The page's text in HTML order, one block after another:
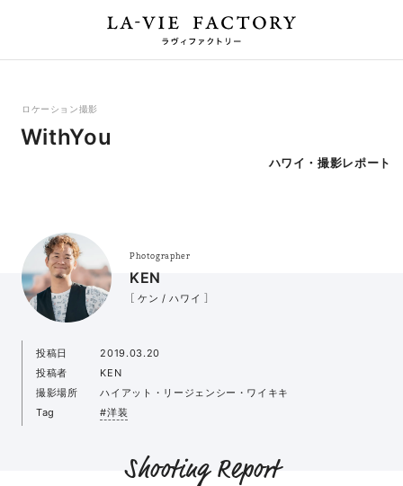
ロケーション撮影
WithYou
ハワイ・撮影レポート
Photographer
KEN
［ ケン / ハワイ ］
投稿日
2019.03.20
投稿者
KEN
撮影場所
ハイアット・リージェンシー・ワイキキ
Tag
#洋装
Shooting Report